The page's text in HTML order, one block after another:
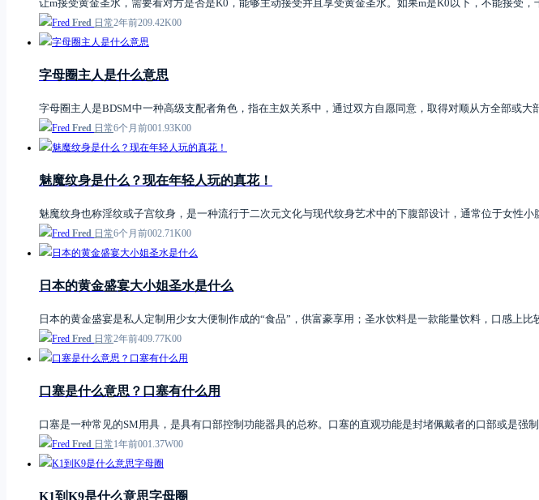
让m接受黄金圣水，需要看对方是否是K0，能够主动接受并且享受黄金圣水。如果m是K0以下，不能接受
Fred 日常2年前209.42K00
字母圈主人是什么意思
字母圈主人是BDSM中一种高级支配者角色，指在主奴关系中，通过双方自愿同意，取得对顺从方全部或
Fred 日常6个月前001.93K00
魅魔纹身是什么？现在年轻人玩的真花！
魅魔纹身也称淫纹或子宫纹身，是一种流行于二次元文化与现代纹身艺术中的下腹部设计，通常位于女性
Fred 日常6个月前002.71K00
日本的黄金盛宴大小姐圣水是什么
日本的黄金盛宴是私人定制用少女大便制作成的“食品”，供富豪享用；圣水饮料是一款能量饮料，口感上
Fred 日常2年前409.77K00
口塞是什么意思？口塞有什么用
口塞是一种常见的SM用具，是具有口部控制功能器具的总称。口塞的直观功能是封堵佩戴者的口部或是
Fred 日常1年前001.37W00
K1到K9是什么意思字母圈